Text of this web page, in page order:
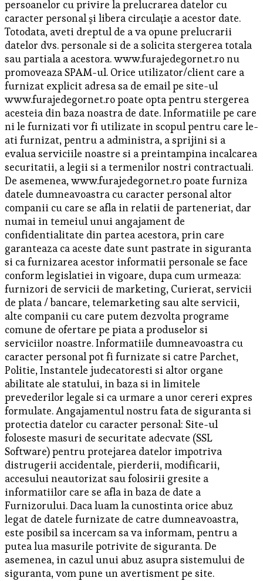
persoanelor cu privire la prelucrarea datelor cu
caracter personal şi libera circulaţie a acestor date.
Totodata, aveti dreptul de a va opune prelucrarii
datelor dvs. personale si de a solicita stergerea totala
sau partiala a acestora. www.furajedegornet.ro nu
promoveaza SPAM-ul. Orice utilizator/client care a
furnizat explicit adresa sa de email pe site-ul
www.furajedegornet.ro poate opta pentru stergerea
acesteia din baza noastra de date. Informatiile pe care
ni le furnizati vor fi utilizate in scopul pentru care le-
ati furnizat, pentru a administra, a sprijini si a
evalua serviciile noastre si a preintampina incalcarea
securitatii, a legii si a termenilor nostri contractuali.
De asemenea, www.furajedegornet.ro poate furniza
datele dumneavoastra cu caracter personal altor
companii cu care se afla in relatii de parteneriat, dar
numai in temeiul unui angajament de
confidentialitate din partea acestora, prin care
garanteaza ca aceste date sunt pastrate in siguranta
si ca furnizarea acestor informatii personale se face
conform legislatiei in vigoare, dupa cum urmeaza:
furnizori de servicii de marketing, Curierat, servicii
de plata / bancare, telemarketing sau alte servicii,
alte companii cu care putem dezvolta programe
comune de ofertare pe piata a produselor si
serviciilor noastre. Informatiile dumneavoastra cu
caracter personal pot fi furnizate si catre Parchet,
Politie, Instantele judecatoresti si altor organe
abilitate ale statului, in baza si in limitele
prevederilor legale si ca urmare a unor cereri expres
formulate. Angajamentul nostru fata de siguranta si
protectia datelor cu caracter personal: Site-ul
foloseste masuri de securitate adecvate (SSL
Software) pentru protejarea datelor impotriva
distrugerii accidentale, pierderii, modificarii,
accesului neautorizat sau folosirii gresite a
informatiilor care se afla in baza de date a
Furnizorului. Daca luam la cunostinta orice abuz
legat de datele furnizate de catre dumneavoastra,
este posibil sa incercam sa va informam, pentru a
putea lua masurile potrivite de siguranta. De
asemenea, in cazul unui abuz asupra sistemului de
siguranta, vom pune un avertisment pe site.